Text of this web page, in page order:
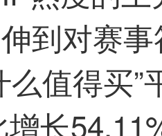
到对赛
么值得买”
长